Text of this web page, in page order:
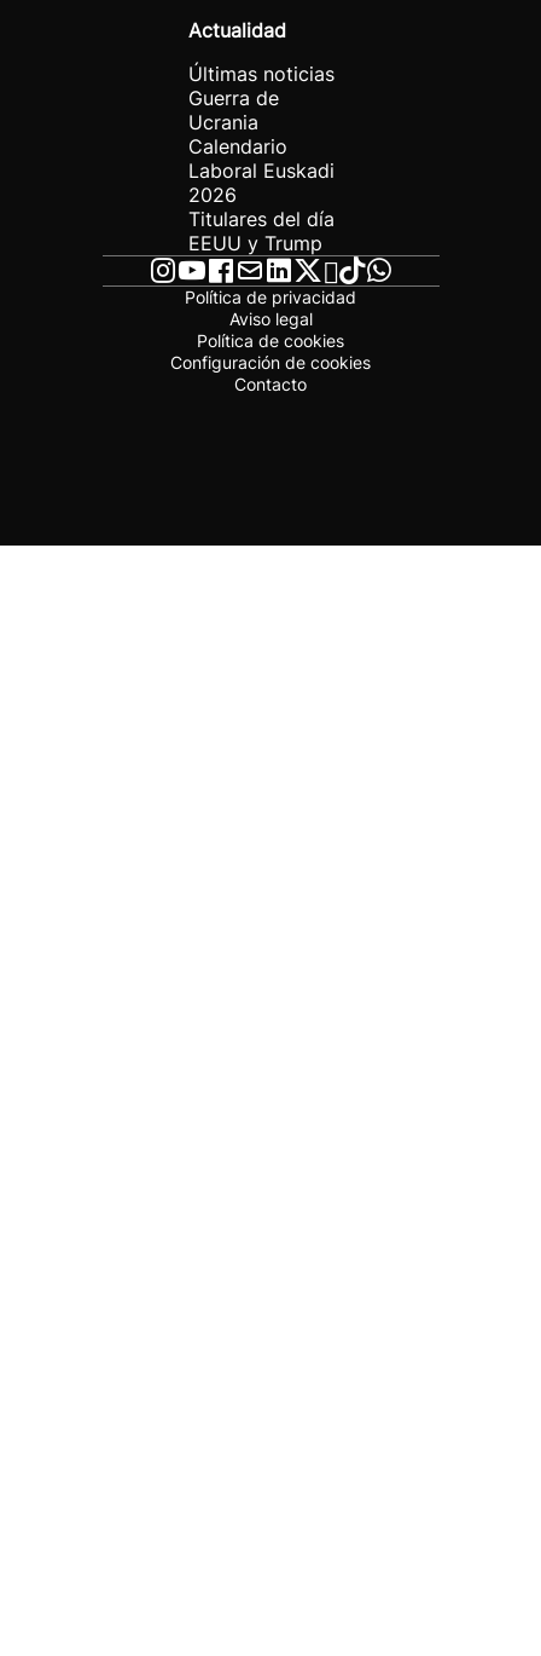
Actualidad
Últimas noticias
Guerra de
Ucrania
Calendario
Laboral Euskadi
2026
Titulares del día
EEUU y Trump
Política de privacidad
Aviso legal
Política de cookies
Configuración de cookies
Contacto